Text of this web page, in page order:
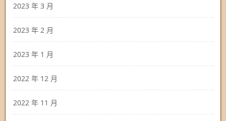
2023 年 3 月
2023 年 2 月
2023 年 1 月
2022 年 12 月
2022 年 11 月